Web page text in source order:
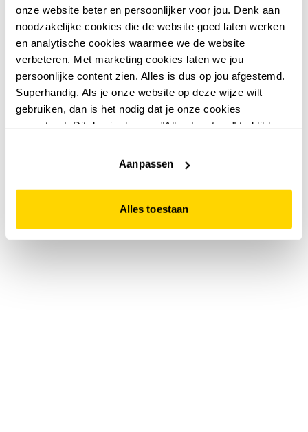
onze website beter en persoonlijker voor jou. Denk aan
noodzakelijke cookies die de website goed laten werken
en analytische cookies waarmee we de website
verbeteren. Met marketing cookies laten we jou
persoonlijke content zien. Alles is dus op jou afgestemd.
Superhandig. Als je onze website op deze wijze wilt
gebruiken, dan is het nodig dat je onze cookies
accepteert. Dit doe je door op "Alles toestaan" te klikken.
website niet optimaal functioneert.
Aanpassen
Alles toestaan